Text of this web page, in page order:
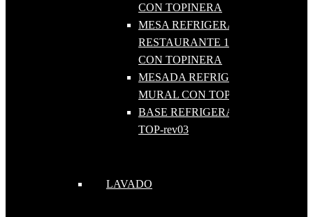
CON TOPINERA
MESA REFRIGERADA
RESTAURANTE 1800 MURAL
CON TOPINERA
MESADA REFRIGERADA 2200
MURAL CON TOPINERA
BASE REFRIGERADA 1840 PARA
TOP-rev03
LAVADO